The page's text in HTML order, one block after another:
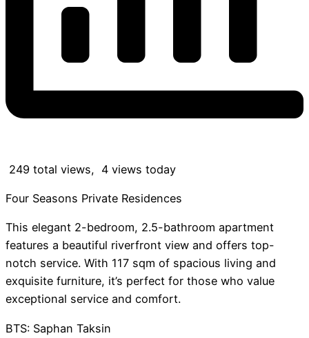
249 total views, 4 views today
Four Seasons Private Residences
This elegant 2-bedroom, 2.5-bathroom apartment
features a beautiful riverfront view and offers top-
notch service. With 117 sqm of spacious living and
exquisite furniture, it’s perfect for those who value
exceptional service and comfort.
BTS: Saphan Taksin